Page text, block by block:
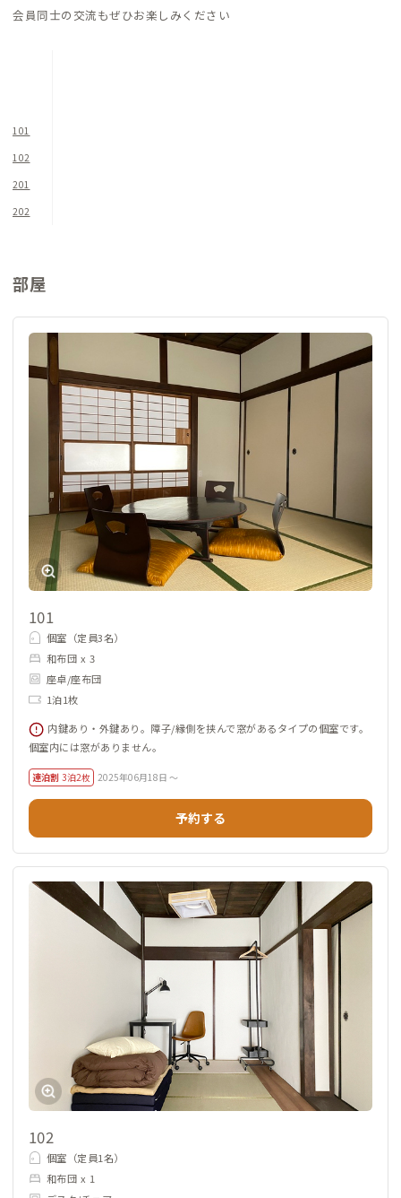
各個室にはデスク&チェアが完備されているので、リモートワー
会員同士の交流もぜひお楽しみください
101
102
201
202
部屋
101
個室（定員3名）
和布団 x 3
座卓/座布団
1泊1枚
内鍵あり・外鍵あり。障子/縁側を挟んで窓があるタイプの個室です。
個室内には窓がありません。
連泊割 3泊2枚 2025年06月18日 ～
予約する
102
個室（定員1名）
和布団 x 1